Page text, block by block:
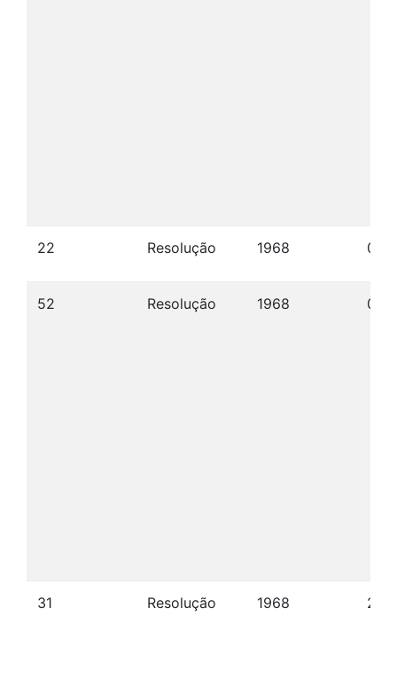
22 Resolução 1968 07/
52 Resolução 1968 06/
31 Resolução 1968 27/